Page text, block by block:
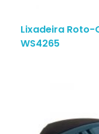
Lixadeira Roto-
WS4265